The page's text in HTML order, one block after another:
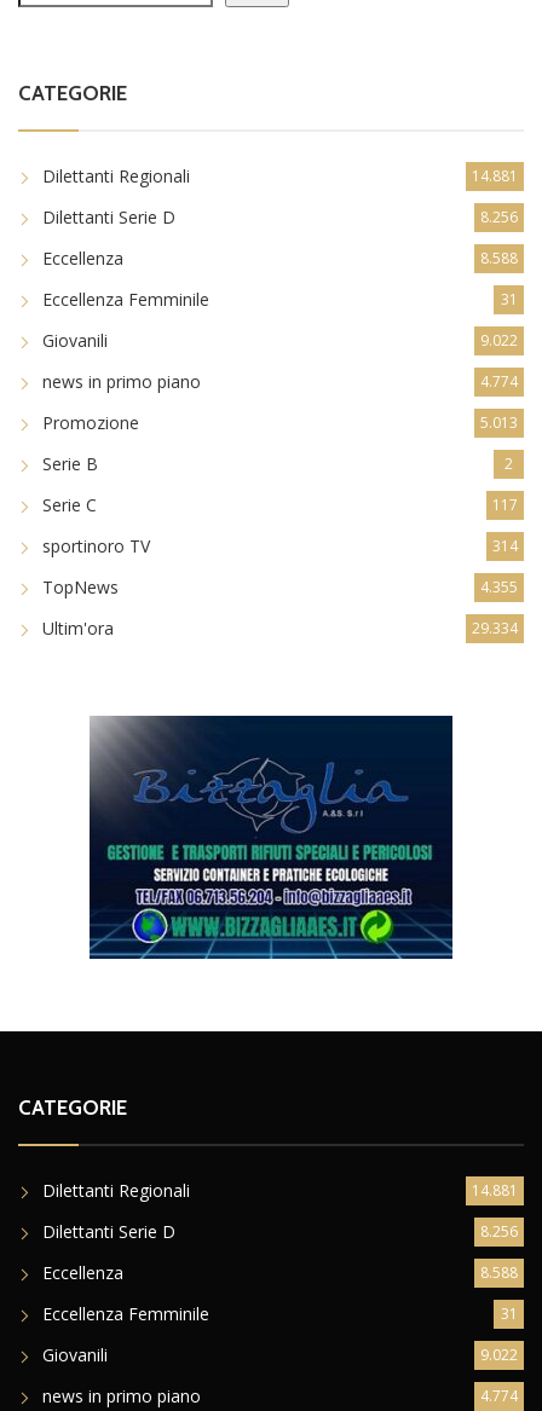
CATEGORIE
Dilettanti Regionali 14.881
Dilettanti Serie D 8.256
Eccellenza 8.588
Eccellenza Femminile 31
Giovanili 9.022
news in primo piano 4.774
Promozione 5.013
Serie B 2
Serie C 117
sportinoro TV 314
TopNews 4.355
Ultim'ora 29.334
CATEGORIE
Dilettanti Regionali 14.881
Dilettanti Serie D 8.256
Eccellenza 8.588
Eccellenza Femminile 31
Giovanili 9.022
news in primo piano 4.774